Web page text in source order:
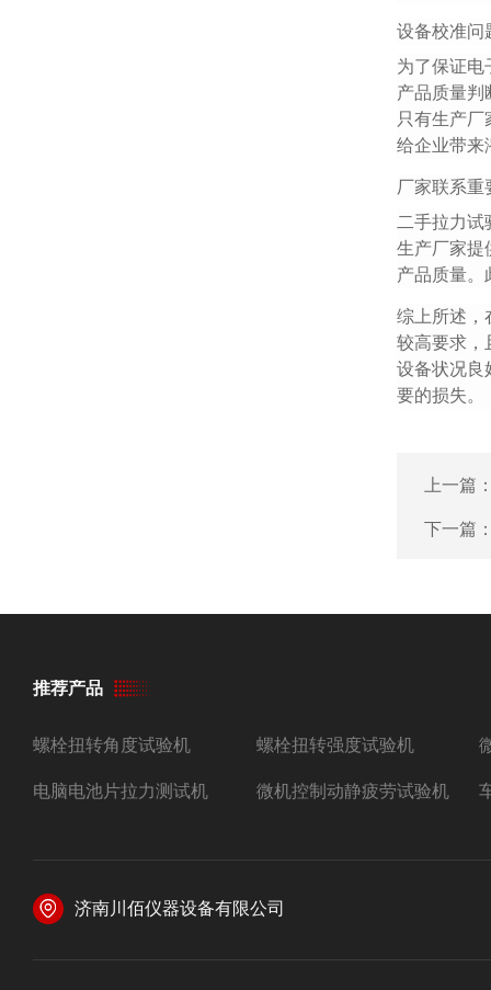
设备校准问
为了保证电
产品质量判
只有生产
给企业带来
厂家联系重
二手拉力
生产厂家提
产品质量。
综上所述，
较高要求，
设备状况良
要的损失。
上一篇
下一篇
推荐产品
螺栓扭转角度试验机 螺栓扭转强度试验机
电脑电池片拉力测试机 微机控制动静疲劳试验机
济南川佰仪器设备有限公司